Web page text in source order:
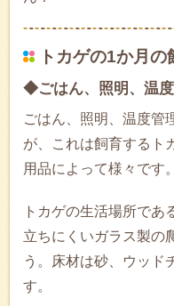
トカゲの1か月の
◆ごはん、照明、温
ごはん、照明、温度管
が、これは飼育するト
用品によって様々です。
トカゲの生活場所であ
立ちにくいガラス製の
う。床材は砂、ウッド
す。